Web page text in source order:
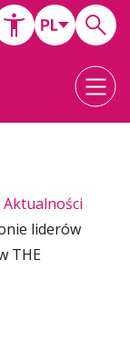
Aktualności
liderów
THE